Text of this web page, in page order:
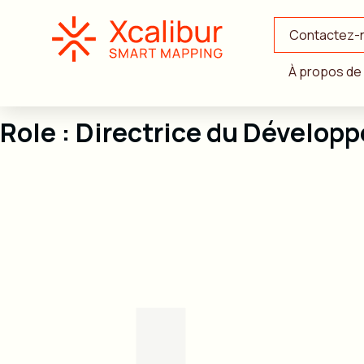
Contactez-
À propos
Role : Directrice du